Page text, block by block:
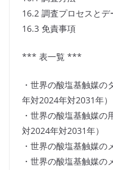
16.2 調査プロセスとデ
16.3 免責事項
*** 表一覧 ***
・世界の酸塩基触媒
年対2024年対2031年）
・世界の酸塩基触媒
対2024年対2031年）
・世界の酸塩基触媒の
・世界の酸塩基触媒の